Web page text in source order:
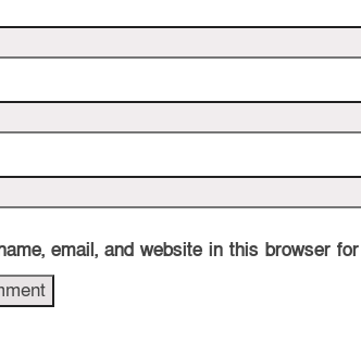
email, and website in this browser